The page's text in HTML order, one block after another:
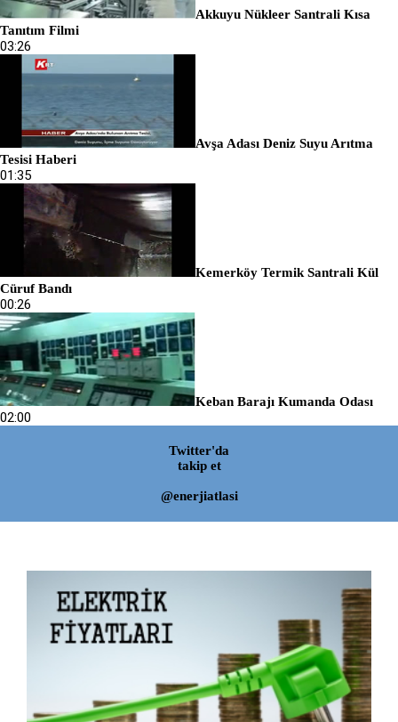
Akkuyu Nükleer Santrali Kısa
Tanıtım Filmi
03:26
Avşa Adası Deniz Suyu Arıtma
Tesisi Haberi
01:35
Kemerköy Termik Santrali Kül
Cüruf Bandı
00:26
Keban Barajı Kumanda Odası
02:00
Twitter'da
takip et
@enerjiatlasi